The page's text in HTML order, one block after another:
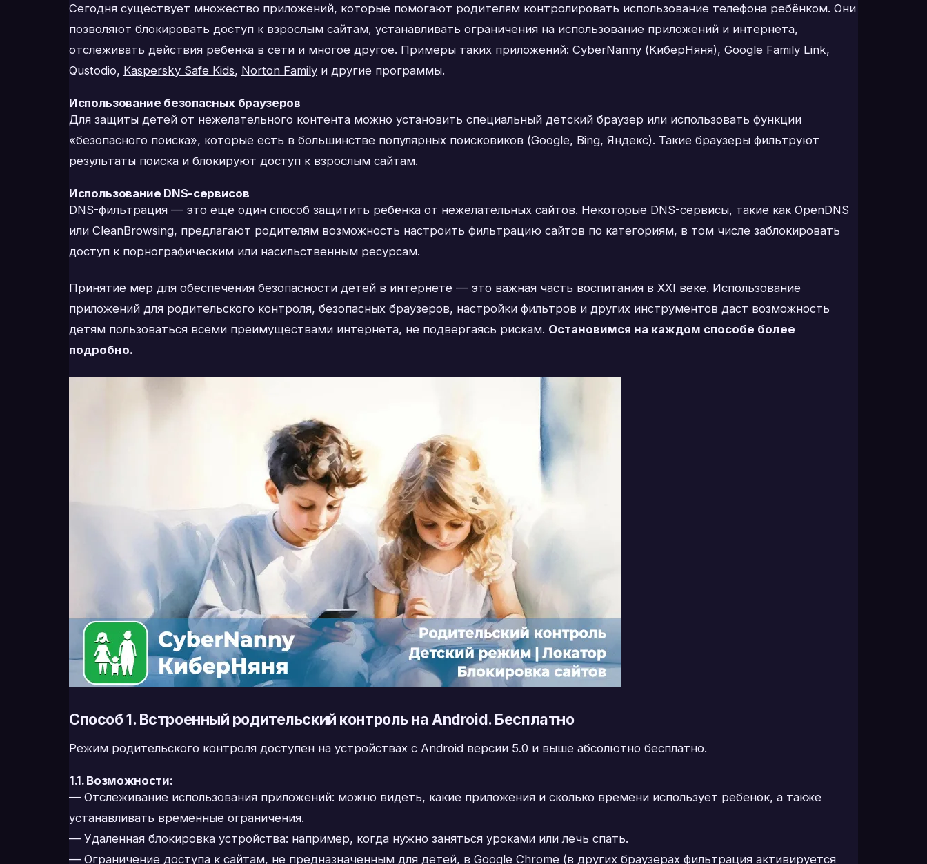
Сегодня существует множество приложений, которые помогают родителям контролировать использование телефона ребёнком. Они
позволяют блокировать доступ к взрослым сайтам, устанавливать ограничения на использование приложений и интернета,
отслеживать действия ребёнка в сети и многое другое. Примеры таких приложений: CyberNanny (КиберНяня), Google Family Link,
Qustodio, Kaspersky Safe Kids, Norton Family и другие программы.
Использование безопасных браузеров
Для защиты детей от нежелательного контента можно установить специальный детский браузер или использовать функции
«безопасного поиска», которые есть в большинстве популярных поисковиков (Google, Bing, Яндекс). Такие браузеры фильтруют
результаты поиска и блокируют доступ к взрослым сайтам.
Использование DNS-сервисов
DNS-фильтрация — это ещё один способ защитить ребёнка от нежелательных сайтов. Некоторые DNS-сервисы, такие как OpenDNS
или CleanBrowsing, предлагают родителям возможность настроить фильтрацию сайтов по категориям, в том числе заблокировать
доступ к порнографическим или насильственным ресурсам.
Принятие мер для обеспечения безопасности детей в интернете — это важная часть воспитания в XXI веке. Использование
приложений для родительского контроля, безопасных браузеров, настройки фильтров и других инструментов даст возможность
детям пользоваться всеми преимуществами интернета, не подвергаясь рискам. Остановимся на каждом способе более
подробно.
Способ 1. Встроенный родительский контроль на Android. Бесплатно
Режим родительского контроля доступен на устройствах с Android версии 5.0 и выше абсолютно бесплатно.
1.1. Возможности:
— Отслеживание использования приложений: можно видеть, какие приложения и сколько времени использует ребенок, а также
устанавливать временные ограничения.
— Удаленная блокировка устройства: например, когда нужно заняться уроками или лечь спать.
— Ограничение доступа к сайтам, не предназначенным для детей, в Google Chrome (в других браузерах фильтрация активируется